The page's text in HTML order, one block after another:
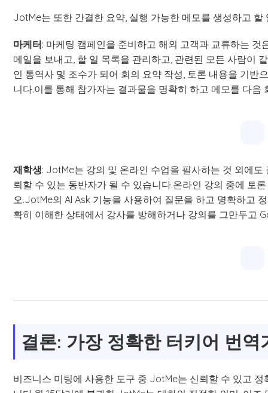
JotMe는 또한 간결한 요약, 실행 가능한 메모를 생성하고
마케터: 마케팅 캠페인을 준비하고 해외 고객과 교류하는
메일을 보내고, 할 일 목록을 관리하고, 관련된 모든 사람이
인 통역사 및 조수가 되어 회의 요약 작성, 토론 내용을 기반
니다.이를 통해 참가자는 결과물을 명확히 하고 메모를 다음
재학생: JotMe는 강의 및 온라인 수업을 필사하는 것 외에
뢰할 수 있는 동반자가 될 수 있습니다.온라인 강의 중에 토
오.JotMe의 AI Ask 기능을 사용하여 질문을 하고 명확하고
확히 이해한 상태에서 강사를 방해하거나 강의를 그만두고
결론: 가장 정확한 터키어 번
비즈니스 미팅에 사용한 도구 중 JotMe는 신뢰할 수 있고